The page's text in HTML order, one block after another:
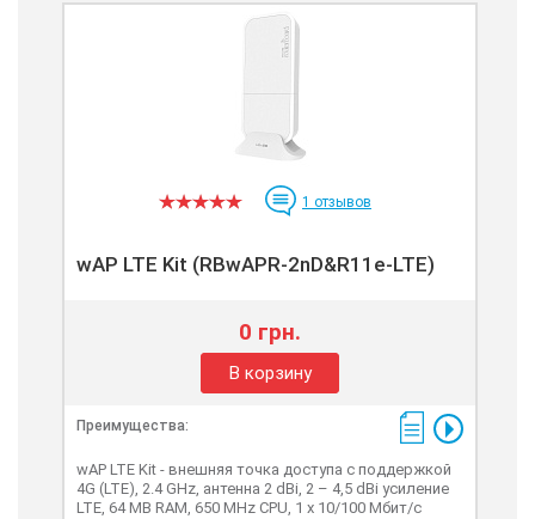
1 отзывов
wAP LTE Kit (RBwAPR-2nD&R11e-LTE)
0 грн.
В корзину
Преимущества:
wAP LTE Kit - внешняя точка доступа с поддержкой
4G (LTE), 2.4 GHz, антенна 2 dBi, 2 – 4,5 dBi усиление
LTE, 64 MB RAM, 650 MHz CPU, 1 x 10/100 Мбит/с